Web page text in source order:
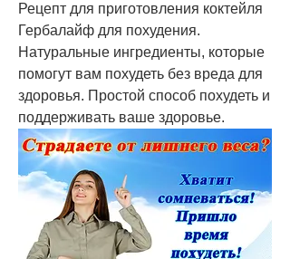
Рецепт для приготовления коктейля
Гербалайф для похудения.
Натуральные ингредиенты, которые
помогут вам похудеть без вреда для
здоровья. Простой способ похудеть и
поддерживать ваше здоровье.